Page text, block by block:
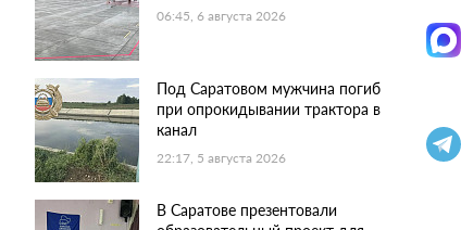
06:45, 6 августа 2026
Под Саратовом мужчина погиб
при опрокидывании трактора в
канал
22:17, 5 августа 2026
В Саратове презентовали